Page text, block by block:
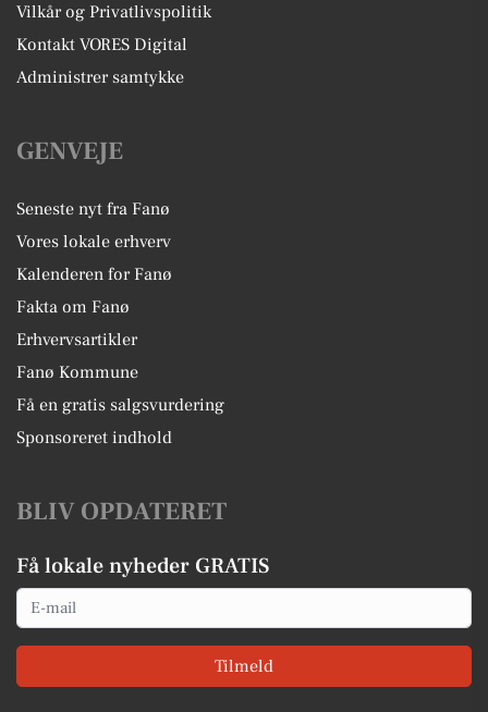
Vilkår og Privatlivspolitik
Kontakt VORES Digital
Administrer samtykke
GENVEJE
Seneste nyt fra Fanø
Vores lokale erhverv
Kalenderen for Fanø
Fakta om Fanø
Erhvervsartikler
Fanø Kommune
Få en gratis salgsvurdering
Sponsoreret indhold
BLIV OPDATERET
Få lokale nyheder GRATIS
Email
Tilmeld